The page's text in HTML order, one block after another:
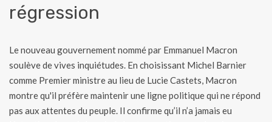
régression
Le nouveau gouvernement nommé par Emmanuel Macron
soulève de vives inquiétudes. En choisissant Michel Barnier
comme Premier ministre au lieu de Lucie Castets, Macron
montre qu'il préfère maintenir une ligne politique qui ne répond
pas aux attentes du peuple. Il confirme qu’il n’a jamais eu